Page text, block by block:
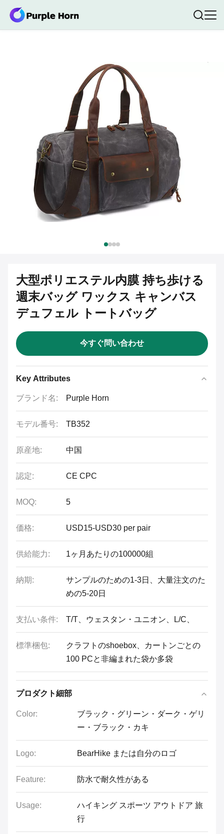
大型ポリエステル内膜 持ち歩ける
週末バッグ ワックス キャンバス
デュフェル トートバッグ
今すぐ問い合わせ
Key Attributes
ブランド名: Purple Horn
モデル番号: TB352
原産地: 中国
認定: CE CPC
MOQ: 5
価格: USD15-USD30 per pair
供給能力: 1ヶ月あたりの100000組
納期:
サンプルのための1-3日、大量注文のた
めの5-20日
支払い条件: T/T、ウェスタン・ユニオン、L/C、
標準梱包:
クラフトのshoebox、カートンごとの
100 PCと非編まれた袋か多袋
プロダクト細部
Color:
ブラック・グリーン・ダーク・ゲリ
ー・ブラック・カキ
Logo: BearHike または自分のロゴ
Feature: 防水で耐久性がある
Usage:
ハイキング スポーツ アウトドア 旅
行